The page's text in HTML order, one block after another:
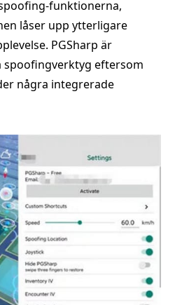
funktionerna,
låser upp ytterligare
PGSharp är
spoofingverktyg eftersom
några integrerade